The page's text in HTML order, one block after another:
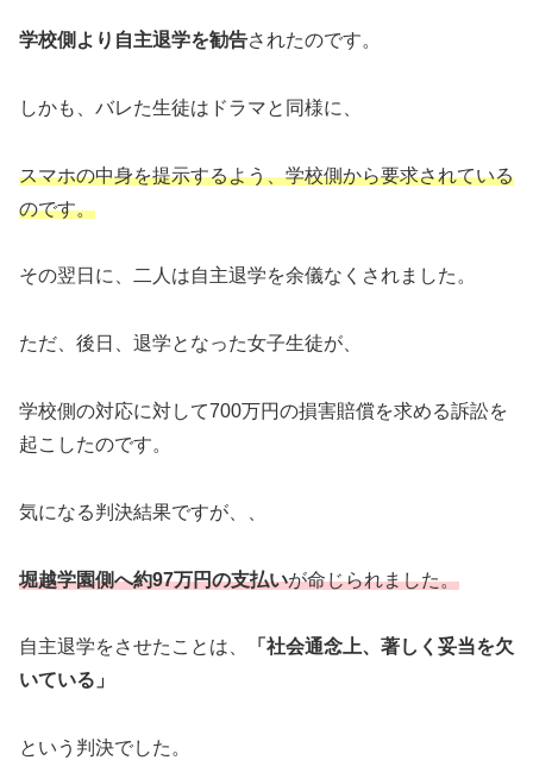
学校側より自主退学を勧告されたのです。
しかも、バレた生徒はドラマと同様に、
スマホの中身を提示するよう、学校側から要求されている
のです。
その翌日に、二人は自主退学を余儀なくされました。
ただ、後日、退学となった女子生徒が、
学校側の対応に対して700万円の損害賠償を求める訴訟を
起こしたのです。
気になる判決結果ですが、、
堀越学園側へ約97万円の支払いが命じられました。
自主退学をさせたことは、
「社会通念上、著しく妥当を欠
いている」
という判決でした。